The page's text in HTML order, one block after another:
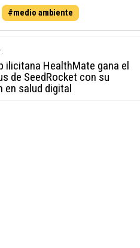
#medio ambiente
ilicitana HealthMate gana el
de SeedRocket con su
en salud digital